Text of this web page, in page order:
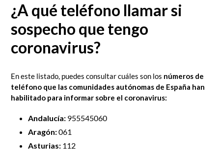
¿A qué teléfono llamar si
sospecho que tengo
coronavirus?
En este listado, puedes consultar cuáles son los números de
teléfono que las comunidades autónomas de España han
habilitado para informar sobre el coronavirus:
Andalucía: 955545060
Aragón:061
Asturias: 112